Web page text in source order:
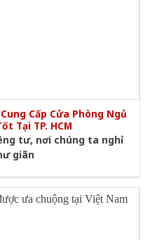
Cấp Cửa Phòng Ngủ
Tại TP. HCM
tư, nơi chúng ta nghỉ
giãn